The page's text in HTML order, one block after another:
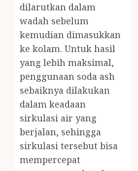
dilarutkan dalam
wadah sebelum
kemudian dimasukkan
ke kolam. Untuk hasil
yang lebih maksimal,
penggunaan soda ash
sebaiknya dilakukan
dalam keadaan
sirkulasi air yang
berjalan, sehingga
sirkulasi tersebut bisa
mempercepat